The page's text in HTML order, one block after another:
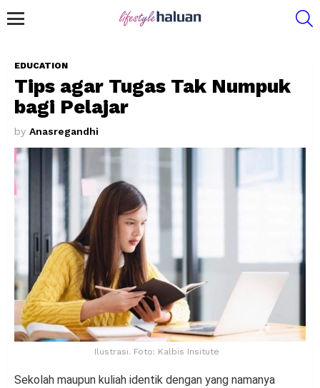
EDUCATION
Tips agar Tugas Tak Numpuk
bagi Pelajar
by Anasregandhi
Ilustrasi. Foto: Kalbis Insitute
Sekolah maupun kuliah identik dengan yang namanya